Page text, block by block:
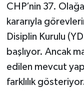
CHP’nin 37.
kararıyla
Disiplin Kurulu
başlıyor. Ancak
edilen mevcut
farklılık